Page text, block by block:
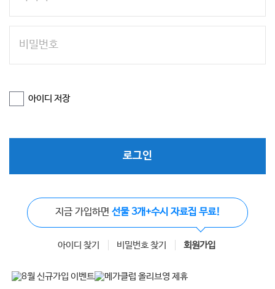
아이디 저장
로그인
지금 가입하면 선물 3개+수시 자료집 무료!
아이디 찾기 비밀번호 찾기 회원가입